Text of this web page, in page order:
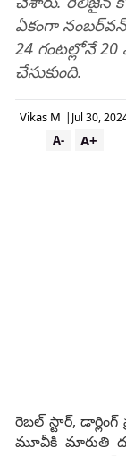
ఏకంగా నంబర్‌వన్‌
24 గంటల్లోనే
చేసుకుంది.
Vikas M | Jul 30,
A+
A-
రెబల్ స్టార్,
మూవీకి మారుతి